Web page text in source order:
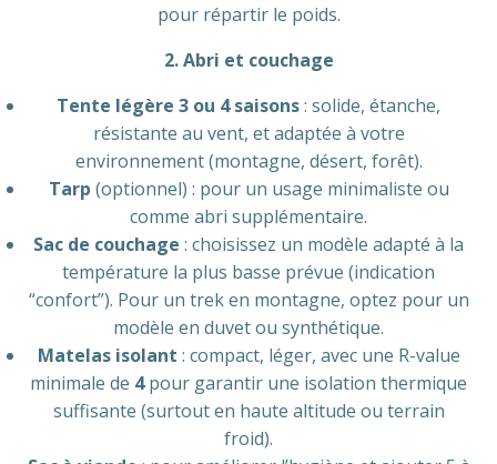
pour répartir le poids.
2. Abri et couchage
Tente légère 3 ou 4 saisons: solide, étanche,
résistante au vent, et adaptée à votre
environnement (montagne, désert, forêt).
Tarp (optionnel) : pour un usage minimaliste ou
comme abri supplémentaire.
Sac de couchage : choisissez un modèle adapté à la
température la plus basse prévue (indication
“confort”). Pour un trek en montagne, optez pour un
modèle en duvet ou synthétique.
Matelas isolant : compact, léger, avec une R-value
minimale de 4pour garantir une isolation thermique
suffisante (surtout en haute altitude ou terrain
froid).